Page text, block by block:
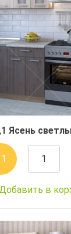
Ясень
Добавить в